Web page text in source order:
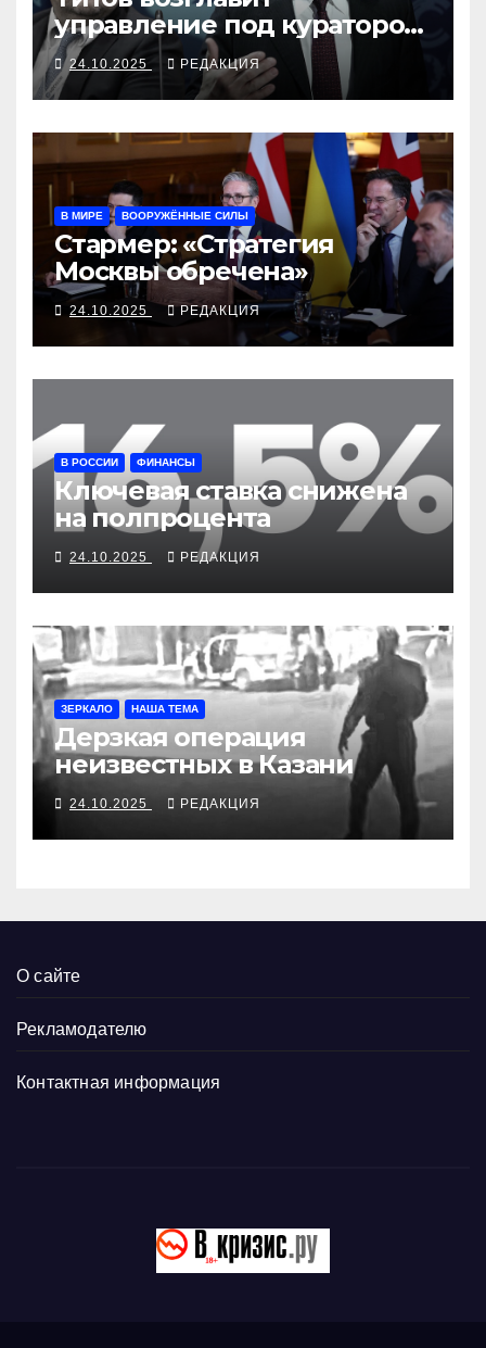
управление под куратором
Кириенко
24.10.2025 РЕДАКЦИЯ
В МИРЕ ВООРУЖЁННЫЕ СИЛЫ
Стармер: «Стратегия
Москвы обречена»
24.10.2025 РЕДАКЦИЯ
В РОССИИ ФИНАНСЫ
Ключевая ставка снижена
на полпроцента
24.10.2025 РЕДАКЦИЯ
ЗЕРКАЛО НАША ТЕМА
Дерзкая операция
неизвестных в Казани
24.10.2025 РЕДАКЦИЯ
О сайте
Рекламодателю
Контактная информация